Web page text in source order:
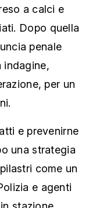
a calci e
Dopo quella
penale
indagine,
per un
e prevenirne
una strategia
come un
e agenti